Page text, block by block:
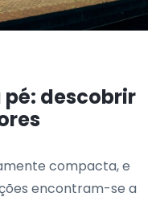
descobrir
compacta, e
encontram-se a